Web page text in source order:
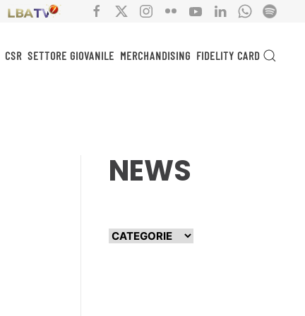
CSR SETTORE GIOVANILE MERCHANDISING FIDELITY CARD
NEWS